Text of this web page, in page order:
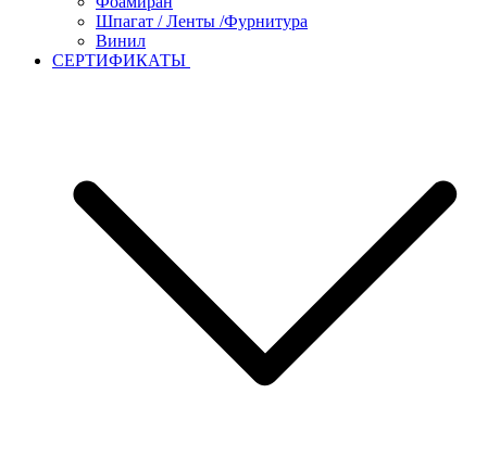
Шпагат / Ленты /Фурнитура
Винил
СЕРТИФИКАТЫ